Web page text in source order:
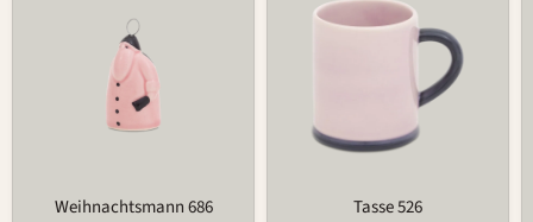
Weihnachtsmann 686
Tasse 526